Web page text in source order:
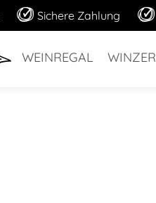
Sichere Zahlung
WEINREGAL WINZER